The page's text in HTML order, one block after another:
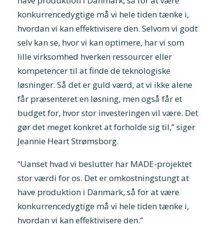
konkurrencedygtige må vi hele tiden tænke i,
hvordan vi kan effektivisere den. Selvom vi godt
selv kan se, hvor vi kan optimere, har vi som
lille virksomhed hverken ressourcer eller
kompetencer til at finde de teknologiske
løsninger. Så det er guld værd, at vi ikke alene
får præsenteret en løsning, men også får et
budget for, hvor stor investeringen vil være. Det
gør det meget konkret at forholde sig til,” siger
Jeannie Heart Strømsborg.
”Uanset hvad vi beslutter har MADE-projektet
stor værdi for os. Det er omkostningstungt at
have produktion i Danmark, så for at være
konkurrencedygtige må vi hele tiden tænke i,
hvordan vi kan effektivisere den.”